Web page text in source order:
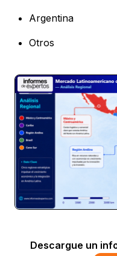
Argentina
Otros
Descargue un